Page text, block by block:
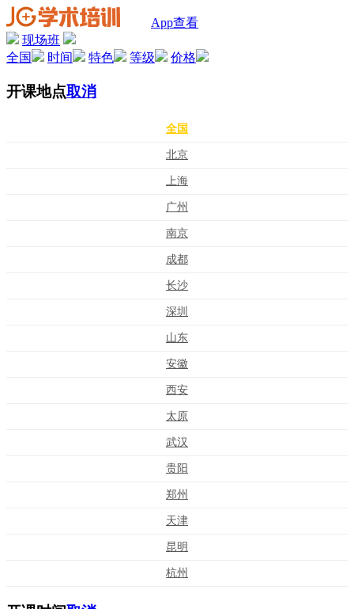
App查看
现场班
全国
时间 特色 等级 价格
开课地点取消
全国
北京
上海
广州
南京
成都
长沙
深圳
山东
安徽
西安
太原
武汉
贵阳
郑州
天津
昆明
杭州